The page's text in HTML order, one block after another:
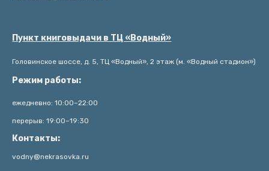
Пункт книговыдачи в ТЦ «Водный»
Головинское шоссе, д. 5, ТЦ «Водный», 2 этаж (м. «Водный стадион»)
Режим работы:
ежедневно: 10:00–22:00
перерыв: 19:00–19:30
Контакты:
vodny@nekrasovka.ru